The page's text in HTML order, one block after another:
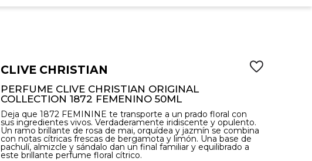
CLIVE CHRISTIAN
PERFUME CLIVE CHRISTIAN ORIGINAL
COLLECTION 1872 FEMENINO 50ML
Deja que 1872 FEMININE te transporte a un prado floral con
sus ingredientes vivos. Verdaderamente iridiscente y opulento.
Un ramo brillante de rosa de mai, orquídea y jazmín se combina
con notas cítricas frescas de bergamota y limón. Una base de
pachulí, almizcle y sándalo dan un final familiar y equilibrado a
este brillante perfume floral cítrico.